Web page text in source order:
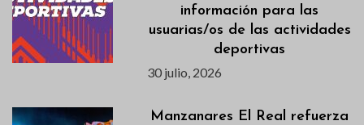
información para las
usuarias/os de las actividades
deportivas
30 julio, 2026
Manzanares El Real refuerza